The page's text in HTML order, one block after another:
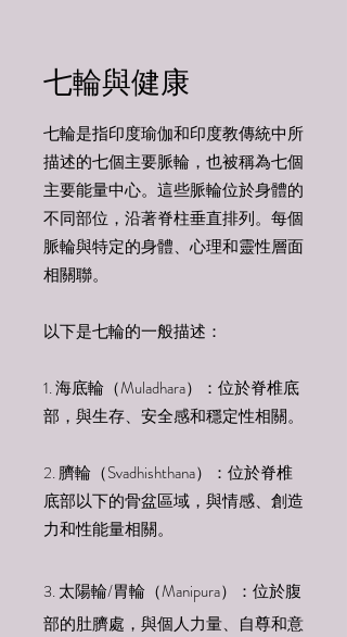
​七輪與健康
七輪是指印度瑜伽和印度教傳統中所
描述的七個主要脈輪，也被稱為七個
主要能量中心。這些脈輪位於身體的
不同部位，沿著脊柱垂直排列。每個
脈輪與特定的身體、心理和靈性層面
相關聯。
以下是七輪的一般描述：
1. 海底輪（Muladhara）：位於脊椎底
部，與生存、安全感和穩定性相關。
2. 臍輪（Svadhishthana）：位於脊椎
底部以下的骨盆區域，與情感、創造
力和性能量相關。
3. 太陽輪/胃輪（Manipura）：位於腹
部的肚臍處，與個人力量、自尊和意